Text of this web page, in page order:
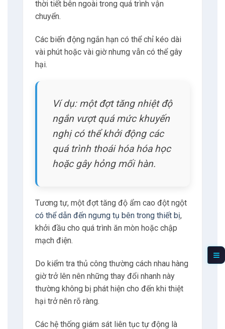
lại khi sửa xong.
được sự cố này, nhưng thiệt hại đã xảy ra
với các bo mạch và pin bên trong thiết bị.
ĐẶC ĐIỂM CỦA GIẢI PHÁP